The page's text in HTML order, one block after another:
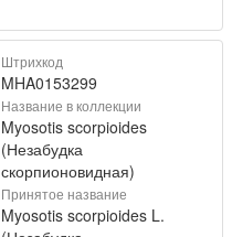
Штрихкод
MHA0153299
Название в коллекции
Myosotis scorpioides
(Незабудка
скорпионовидная)
Принятое название
Myosotis scorpioides L.